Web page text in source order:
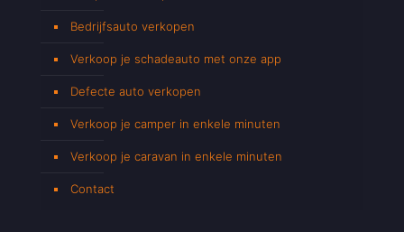
Bedrijfsauto verkopen
Verkoop je schadeauto met onze app
Defecte auto verkopen
Verkoop je camper in enkele minuten
Verkoop je caravan in enkele minuten
Contact